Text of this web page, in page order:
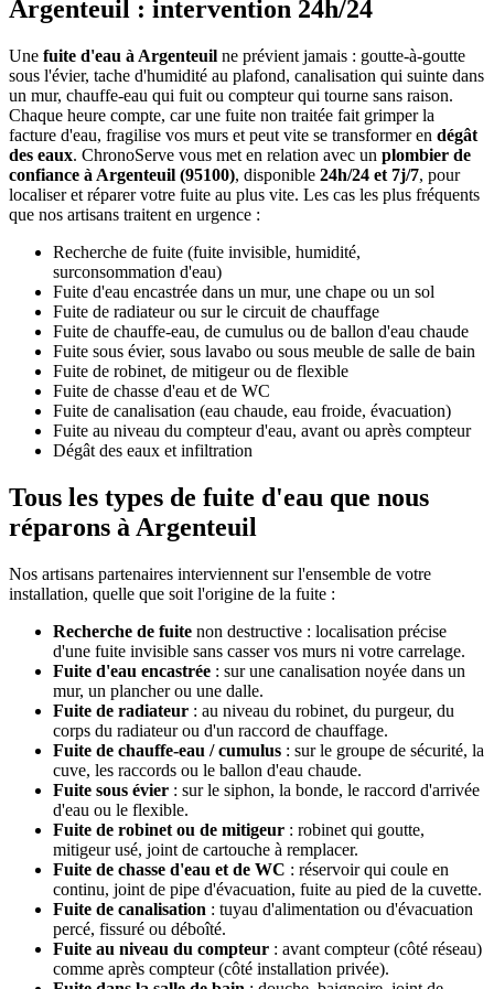
Argenteuil : intervention 24h/24
Une fuite d'eau à Argenteuil ne prévient jamais : goutte-à-goutte
sous l'évier, tache d'humidité au plafond, canalisation qui suinte dans
un mur, chauffe-eau qui fuit ou compteur qui tourne sans raison.
Chaque heure compte, car une fuite non traitée fait grimper la
facture d'eau, fragilise vos murs et peut vite se transformer en dégât
des eaux. ChronoServe vous met en relation avec un plombier de
confiance à Argenteuil (95100), disponible 24h/24 et 7j/7, pour
localiser et réparer votre fuite au plus vite. Les cas les plus fréquents
que nos artisans traitent en urgence :
Recherche de fuite (fuite invisible, humidité,
surconsommation d'eau)
Fuite d'eau encastrée dans un mur, une chape ou un sol
Fuite de radiateur ou sur le circuit de chauffage
Fuite de chauffe-eau, de cumulus ou de ballon d'eau chaude
Fuite sous évier, sous lavabo ou sous meuble de salle de bain
Fuite de robinet, de mitigeur ou de flexible
Fuite de chasse d'eau et de WC
Fuite de canalisation (eau chaude, eau froide, évacuation)
Fuite au niveau du compteur d'eau, avant ou après compteur
Dégât des eaux et infiltration
Tous les types de fuite d'eau que nous
réparons à Argenteuil
Nos artisans partenaires interviennent sur l'ensemble de votre
installation, quelle que soit l'origine de la fuite :
Recherche de fuite non destructive : localisation précise
d'une fuite invisible sans casser vos murs ni votre carrelage.
Fuite d'eau encastrée : sur une canalisation noyée dans un
mur, un plancher ou une dalle.
Fuite de radiateur : au niveau du robinet, du purgeur, du
corps du radiateur ou d'un raccord de chauffage.
Fuite de chauffe-eau / cumulus : sur le groupe de sécurité, la
cuve, les raccords ou le ballon d'eau chaude.
Fuite sous évier : sur le siphon, la bonde, le raccord d'arrivée
d'eau ou le flexible.
Fuite de robinet ou de mitigeur : robinet qui goutte,
mitigeur usé, joint de cartouche à remplacer.
Fuite de chasse d'eau et de WC : réservoir qui coule en
continu, joint de pipe d'évacuation, fuite au pied de la cuvette.
Fuite de canalisation : tuyau d'alimentation ou d'évacuation
percé, fissuré ou déboîté.
Fuite au niveau du compteur : avant compteur (côté réseau)
comme après compteur (côté installation privée).